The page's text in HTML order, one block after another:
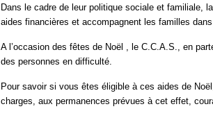
Dans le cadre de leur politique sociale et familiale,
aides financières et accompagnent les familles
A l’occasion des fêtes de Noël , le C.C.A.S., en
des personnes en difficulté.
Pour savoir si vous êtes éligible à ces aides de
charges, aux permanences prévues à cet effet,